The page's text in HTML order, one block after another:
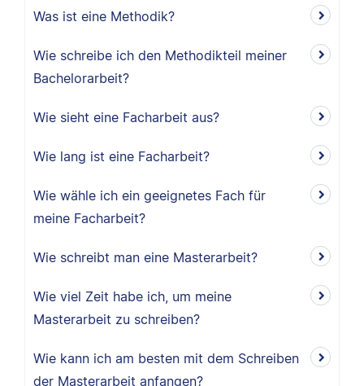
Was ist eine Methodik?
Wie schreibe ich den Methodikteil meiner
Bachelorarbeit?
Wie sieht eine Facharbeit aus?
Wie lang ist eine Facharbeit?
Wie wähle ich ein geeignetes Fach für
meine Facharbeit?
Wie schreibt man eine Masterarbeit?
Wie viel Zeit habe ich, um meine
Masterarbeit zu schreiben?
Wie kann ich am besten mit dem Schreiben
der Masterarbeit anfangen?